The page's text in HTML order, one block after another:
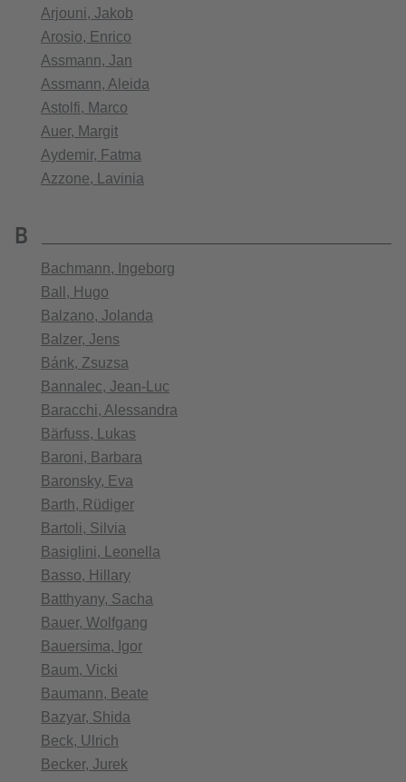
Arjouni, Jakob
Arosio, Enrico
Assmann, Jan
Assmann, Aleida
Astolfi, Marco
Auer, Margit
Aydemir, Fatma
Azzone, Lavinia
B
Bachmann, Ingeborg
Ball, Hugo
Balzano, Jolanda
Balzer, Jens
Bánk, Zsuzsa
Bannalec, Jean-Luc
Baracchi, Alessandra
Bärfuss, Lukas
Baroni, Barbara
Baronsky, Eva
Barth, Rüdiger
Bartoli, Silvia
Basiglini, Leonella
Basso, Hillary
Batthyany, Sacha
Bauer, Wolfgang
Bauersima, Igor
Baum, Vicki
Baumann, Beate
Bazyar, Shida
Beck, Ulrich
Becker, Jurek